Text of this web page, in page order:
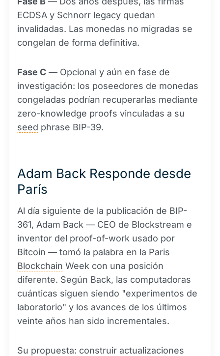
ECDSA y Schnorr legacy quedan
invalidadas. Las monedas no migradas se
congelan de forma definitiva.
Fase C — Opcional y aún en fase de
investigación: los poseedores de monedas
congeladas podrían recuperarlas mediante
zero-knowledge proofs vinculadas a su
seed phrase BIP-39.
Adam Back Responde desde
París
Al día siguiente de la publicación de BIP-
361, Adam Back — CEO de Blockstream e
inventor del proof-of-work usado por
Bitcoin — tomó la palabra en la Paris
Blockchain Week con una posición
diferente. Según Back, las computadoras
cuánticas siguen siendo "experimentos de
laboratorio" y los avances de los últimos
veinte años han sido incrementales.
Su propuesta: construir actualizaciones